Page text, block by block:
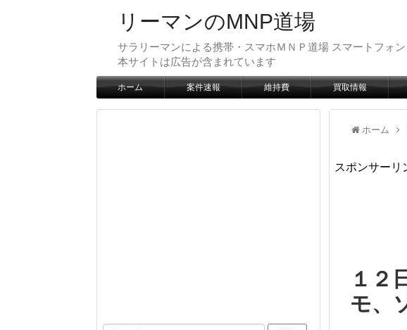
リーマンのMNP道場
サラリーマンによる携帯・スマホＭＮＰ道場 スマートフォ
本サイトは広告が含まれています
ホーム 案件速報 維持費 買取情報
ホーム
スポンサーリ
１２
モ、